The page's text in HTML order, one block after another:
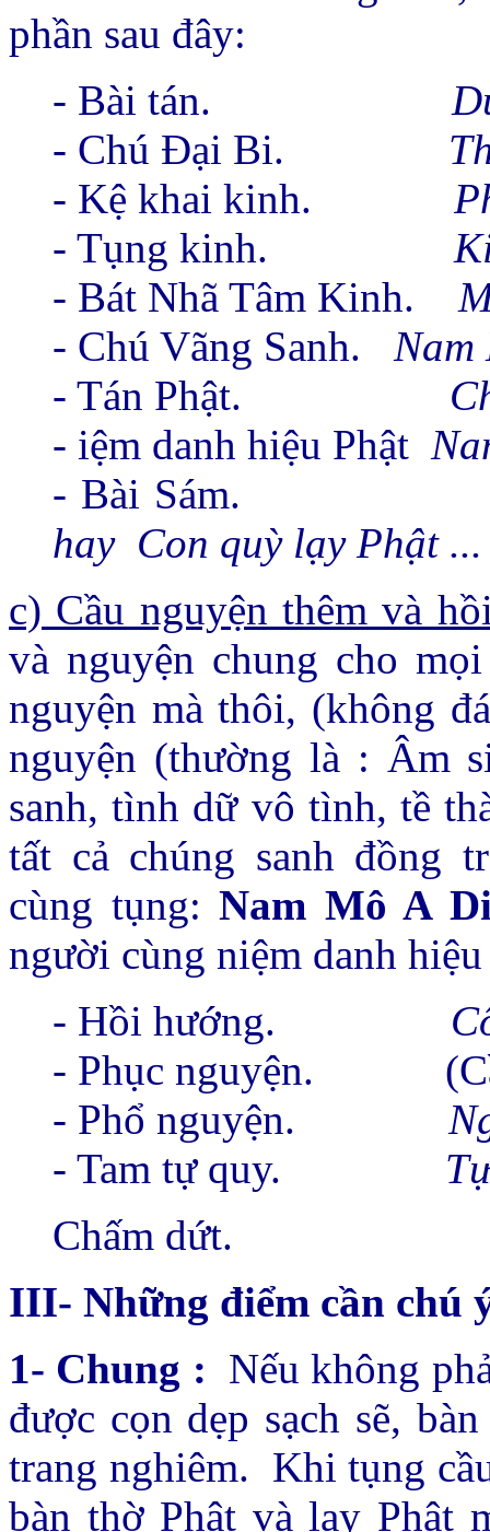
phần sau đây:
- Bài tán.
- Chú Ðại Bi.
- Kệ khai kinh.
- Tụng kinh.
- Bát Nhã Tâm Kinh.
- Chú Vãng Sanh.
Nam
- Tán Phật.
- iệm danh hiệu Phật
- Bài Sám.
hay Con quỳ lạy Phật ...
c) Cầu nguyện thêm và
và nguyện chung cho
nguyện mà thôi, (không
nguyện (thường là : Âm
sanh, tình dữ vô tình, tề
tất cả chúng sanh đồng
cùng tụng: Nam Mô A
người cùng niệm danh
- Hồi hướng.
- Phục nguyện.
- Phổ nguyện.
- Tam tự quy.
Chấm dứt.
III- Những điểm cần chú
1- Chung : Nếu không
được cọn dẹp sạch sẽ,
trang nghiêm. Khi tụng
bàn thờ Phật và lạy Phật